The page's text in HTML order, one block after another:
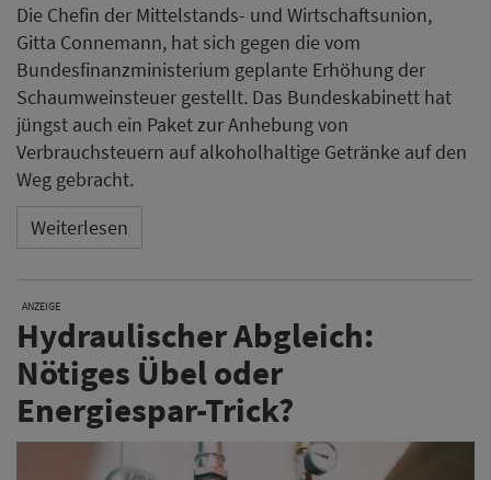
Die Chefin der Mittelstands- und Wirtschaftsunion,
Gitta Connemann, hat sich gegen die vom
Bundesfinanzministerium geplante Erhöhung der
Schaumweinsteuer gestellt. Das Bundeskabinett hat
jüngst auch ein Paket zur Anhebung von
Verbrauchsteuern auf alkoholhaltige Getränke auf den
Weg gebracht.
Weiterlesen
ANZEIGE
Hydraulischer Abgleich:
Nötiges Übel oder
Energiespar-Trick?